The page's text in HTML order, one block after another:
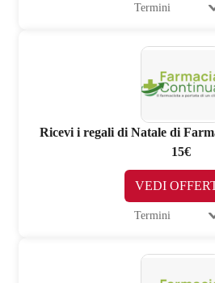
Termini
Ricevi i regali di Natale di
15€
VEDI
Termini